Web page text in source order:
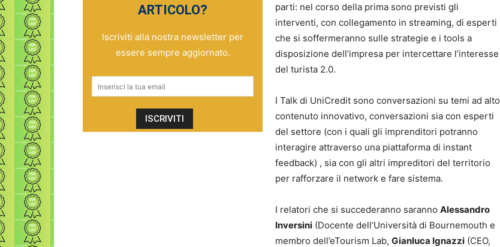
ARTICOLO?
Iscriviti alla nostra newsletter per
essere sempre aggiornato.
parti: nel corso della prima sono previsti gli
interventi, con collegamento in streaming, di esperti
che si soffermeranno sulle strategie e i tools a
disposizione dell’impresa per intercettare l’interesse
del turista 2.0.
I Talk di UniCredit sono conversazioni su temi ad alto
contenuto innovativo, conversazioni sia con esperti
del settore (con i quali gli imprenditori potranno
interagire attraverso una piattaforma di instant
feedback) , sia con gli altri impreditori del territorio
per rafforzare il network e fare sistema.
I relatori che si succederanno saranno Alessandro
Inversini (Docente dell’Università di Bournemouth e
membro dell’eTourism Lab, Gianluca Ignazzi (CEO,